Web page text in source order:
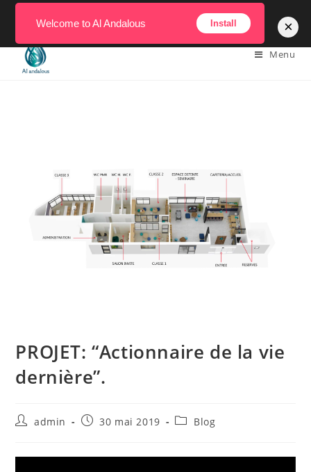
Skip
content
Menu
PROJET: “Actionnaire de la vie
dernière”.
Auteur/autrice
publication :
admin
Publication
30 mai 2019
PostBlog
Welcome to Al Andalous Install ×